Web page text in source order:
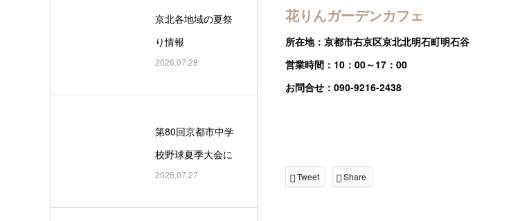
花りんガーデンカフェ
所在地：京都市右京区京北北明石町明石谷
営業時間：10：00～17：00
お問合せ：090-9216-2438
Tweet Share
京北各地域の夏祭
り情報
2026.07.28
第80回京都市中学
校野球夏季大会に
おいて京都京北小
2026.07.27